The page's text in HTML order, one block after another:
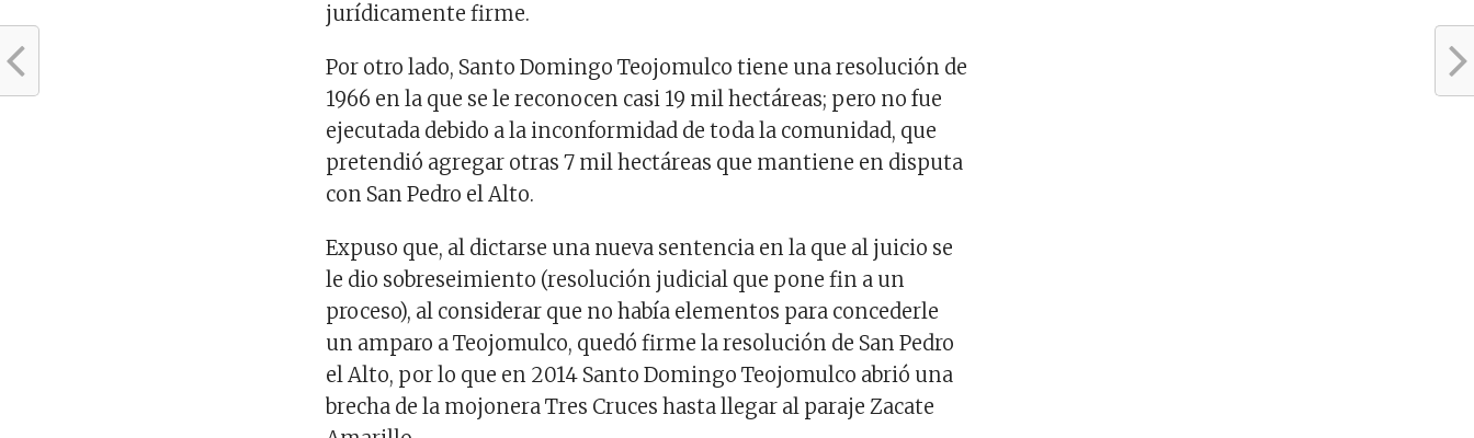
jurídicamente firme.
Por otro lado, Santo Domingo Teojomulco tiene una resolución de
1966 en la que se le reconocen casi 19 mil hectáreas; pero no fue
ejecutada debido a la inconformidad de toda la comunidad, que
pretendió agregar otras 7 mil hectáreas que mantiene en disputa
con San Pedro el Alto.
Expuso que, al dictarse una nueva sentencia en la que al juicio se
le dio sobreseimiento (resolución judicial que pone fin a un
proceso), al considerar que no había elementos para concederle
un amparo a Teojomulco, quedó firme la resolución de San Pedro
el Alto, por lo que en 2014 Santo Domingo Teojomulco abrió una
brecha de la mojonera Tres Cruces hasta llegar al paraje Zacate